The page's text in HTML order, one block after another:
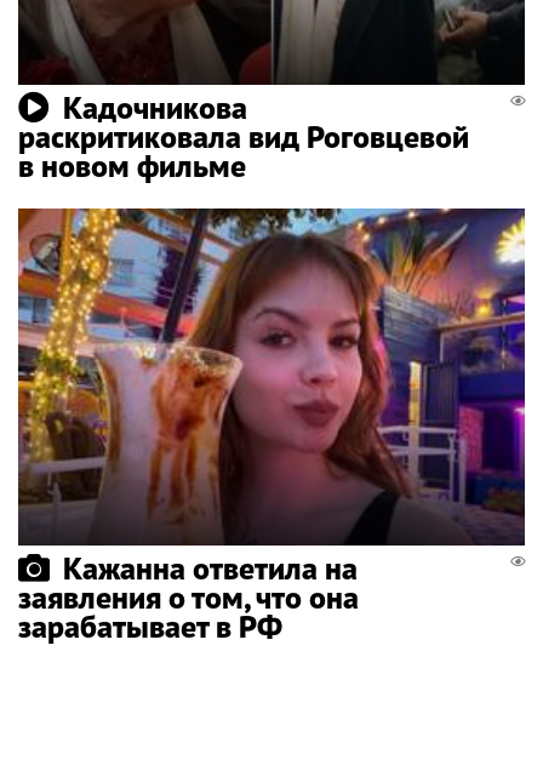
Кадочникова
раскритиковала вид Роговцевой
в новом фильме
Кажанна ответила на
заявления о том, что она
зарабатывает в РФ